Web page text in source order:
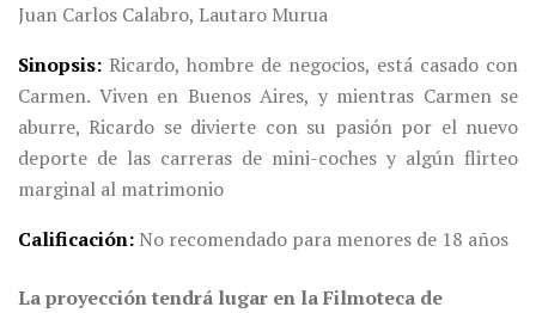
Juan Carlos Calabro, Lautaro Murua
Sinopsis Ricardo, hombre de negocios, está casado con
Carmen. Viven en Buenos Aires, y mientras Carmen se
aburre, Ricardo se divierte con su pasión por el nuevo
deporte de las carreras de mini-coches y algún flirteo
marginal al matrimonio
Calificación No recomendado para menores de 18 años
La proyección tendrá lugar en la Filmoteca de